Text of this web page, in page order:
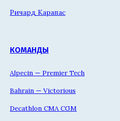
Ричард Карапас
КОМАНДЫ
Alpecin — Premier Tech
Bahrain — Victorious
Decathlon CMA CGM